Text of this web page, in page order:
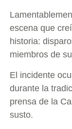
escena que
historia:
miembros de
El incidente
durante la
prensa de la
susto.